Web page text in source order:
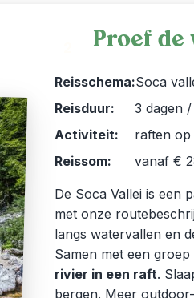
Proef
Reisschema:Soca
Reisduur:
3 dagen
Activiteit:
raften
Reissom:
vanaf €
De Soca Vallei is een
met onze
langs watervallen en
Samen met een
rivier in een raft.
bergen. Meer